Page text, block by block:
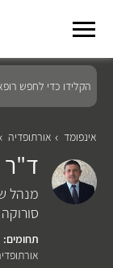
הקלידו
כדי
לחפש
מקצועי,
פורומים
ועוד...
אינפומד אורתופדיה
ד"ר
מנהל
תחומים: